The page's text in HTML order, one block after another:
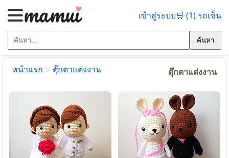
เข้าสู่ระบบ🛒 (1) รถเข็น
ค้นหา
หน้าแรก > ตุ๊กตาแต่งงาน ตุ๊กตาแต่งงาน